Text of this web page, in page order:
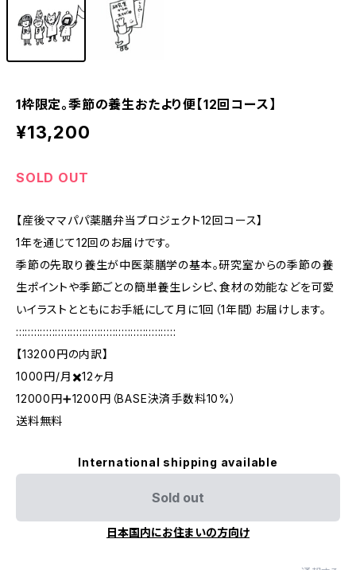
1枠限定。季節の養生おたより便【12回コース】
¥13,200
SOLD OUT
【産後ママパパ薬膳弁当プロジェクト12回コース】
1年を通じて12回のお届けです。
季節の先取り養生が中医薬膳学の基本。研究室からの季節の養
生ポイントや季節ごとの簡単養生レシピ、食材の効能などを可愛
いイラストとともにお手紙にして月に1回（1年間）お届けします。
:::::::::::::::::::::::::::::::::::::::::::::::::::::
【13200円の内訳】
1000円/月✖️12ヶ月
12000円➕1200円（BASE決済手数料10%）
送料無料
International shipping available
Sold out
日本国内にお住まいの方向け